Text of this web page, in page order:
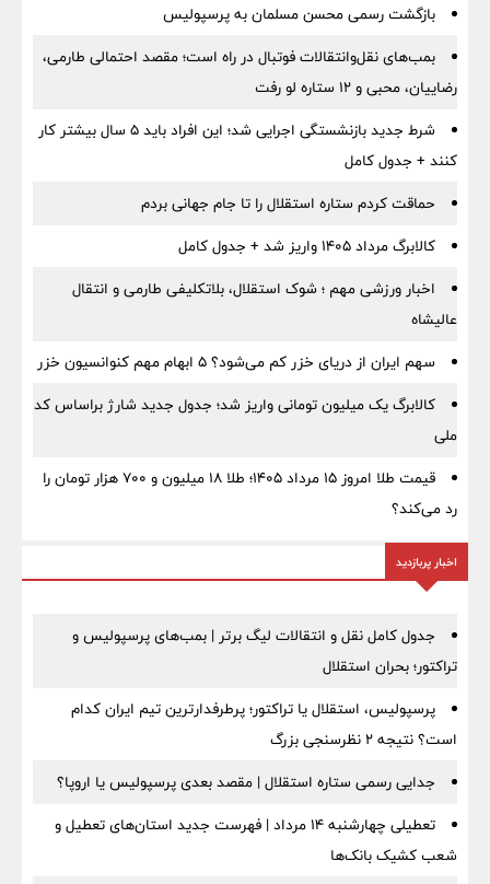
بازگشت رسمی محسن مسلمان به پرسپولیس
بمب‌های نقل‌وانتقالات فوتبال در راه است؛ مقصد احتمالی طارمی،
رضاییان، محبی و ۱۲ ستاره لو رفت
شرط جدید بازنشستگی اجرایی شد؛ این افراد باید ۵ سال بیشتر کار
کنند + جدول کامل
حماقت کردم ستاره استقلال را تا جام جهانی بردم
کالابرگ مرداد ۱۴۰۵ واریز شد + جدول کامل
اخبار ورزشی مهم ؛ شوک استقلال، بلاتکلیفی طارمی و انتقال
عالیشاه
سهم ایران از دریای خزر کم می‌شود؟ ۵ ابهام مهم کنوانسیون خزر
کالابرگ یک میلیون تومانی واریز شد؛ جدول جدید شارژ براساس کد
ملی
قیمت طلا امروز ۱۵ مرداد ۱۴۰۵؛ طلا ۱۸ میلیون و ۷۰۰ هزار تومان را
رد می‌کند؟
اخبار پربازدید
جدول کامل نقل و انتقالات لیگ برتر | بمب‌های پرسپولیس و
تراکتور؛ بحران استقلال
پرسپولیس، استقلال یا تراکتور؛ پرطرفدارترین تیم ایران کدام
است؟ نتیجه ۲ نظرسنجی بزرگ
جدایی رسمی ستاره استقلال | مقصد بعدی پرسپولیس یا اروپا؟
تعطیلی چهارشنبه ۱۴ مرداد | فهرست جدید استان‌های تعطیل و
شعب کشیک بانک‌ها